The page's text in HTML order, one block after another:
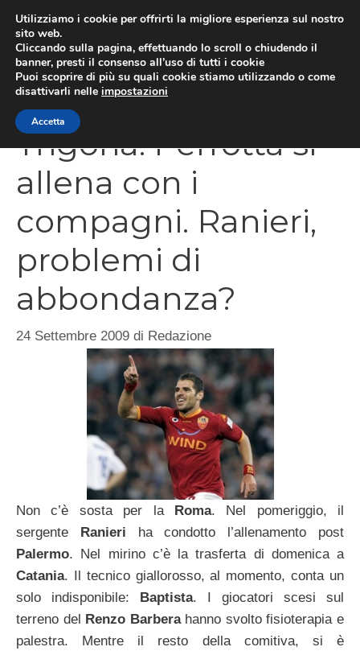
contenuto
Trigoria: Perrotta si
allena con i
compagni. Ranieri,
problemi di
abbondanza?
24 Settembre 2009 di Redazione
Non c’è sosta per la Roma. Nel pomeriggio, il
sergente
Ranieri ha condotto l’allenamento post
Palermo. Nel mirino c’è la trasferta di domenica a
Catania. Il tecnico giallorosso, al momento, conta un
solo indisponibile:
Baptista. I giocatori scesi sul
terreno del
Renzo Barberahanno svolto fisioterapia e
palestra. Mentre il resto della comitiva, si è
Utilizziamo i cookie per offrirti la migliore esperienza sul nostro
sito web.
Cliccando sulla pagina, effettuando lo scroll o chiudendo il
banner, presti il consenso all’uso di tutti i cookie
Puoi scoprire di più su quali cookie stiamo utilizzando o come
disattivarli nelle impostazioni
Accetta